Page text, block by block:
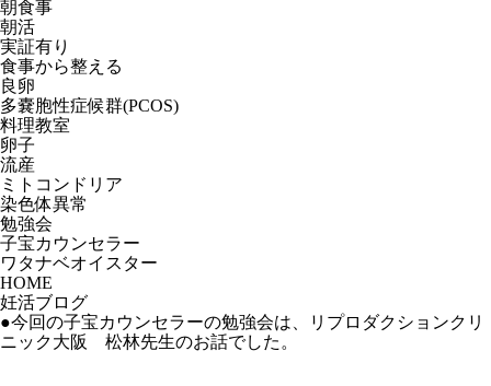
朝食事
朝活
実証有り
食事から整える
良卵
多嚢胞性症候群(PCOS)
料理教室
卵子
流産
ミトコンドリア
染色体異常
勉強会
子宝カウンセラー
ワタナベオイスター
HOME
妊活ブログ
●今回の子宝カウンセラーの勉強会は、リプロダクションクリ
ニック大阪 松林先生のお話でした。